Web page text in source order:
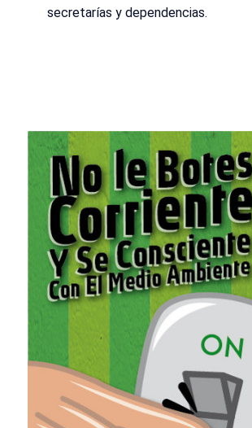
secretarías y dependencias.